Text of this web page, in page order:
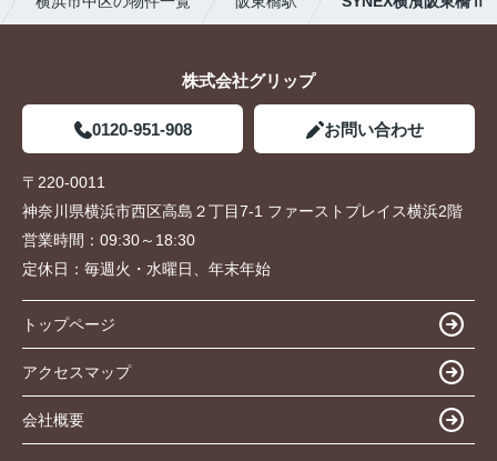
株式会社グリップ
0120-951-908 お問い合わせ
〒220-0011
神奈川県横浜市西区高島２丁目7-1 ファーストプレイス横浜2階
営業時間： 09:30～18:30
定休日： 毎週火・水曜日、年末年始
トップページ
アクセスマップ
会社概要